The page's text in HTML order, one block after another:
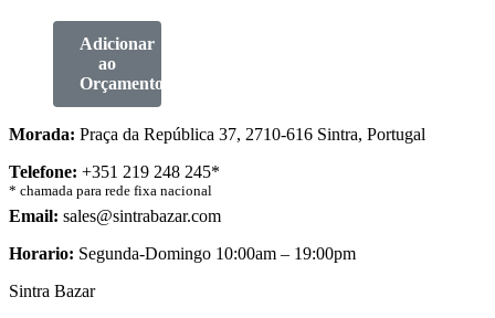
Adicionar
ao
Orçamento
Morada: Praça da República 37, 2710-616 Sintra, Portugal
Telefone: +351 219 248 245*
* chamada para rede fixa nacional
Email: sales@sintrabazar.com
Horario: Segunda-Domingo 10:00am – 19:00pm
Sintra Bazar